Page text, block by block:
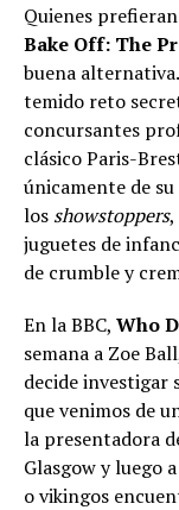
Quienes
Bake Off: The
buena
temido reto
concursantes
clásico Paris-
únicamente de
los showstoppers,
juguetes de
de crumble y
En la BBC, Who
semana a Zoe
decide investigar
que venimos de
la presentadora
Glasgow y luego
o vikingos